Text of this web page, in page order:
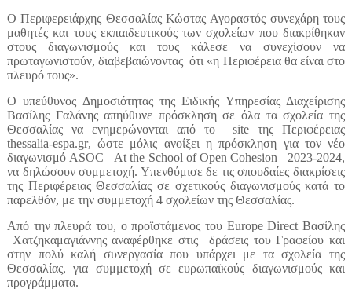
Ο Περιφερειάρχης Θεσσαλίας Κώστας Αγοραστός συνεχάρη τους
μαθητές και τους εκπαιδευτικούς των σχολείων που διακρίθηκαν
στους διαγωνισμούς και τους κάλεσε να συνεχίσουν να
πρωταγωνιστούν, διαβεβαιώνοντας ότι «η Περιφέρεια θα είναι στο
πλευρό τους».
Ο υπεύθυνος Δημοσιότητας της Ειδικής Υπηρεσίας Διαχείρισης
Βασίλης Γαλάνης απηύθυνε πρόσκληση σε όλα τα σχολεία της
Θεσσαλίας να ενημερώνονται από τοsite της Περιφέρειας
thessalia-espa.gr, ώστε μόλις ανοίξει η πρόσκληση για τον νέο
διαγωνισμό ASOC At the School of Open Cohesion 2023-2024,
να δηλώσουν συμμετοχή. Υπενθύμισε δε τις σπουδαίες διακρίσεις
της Περιφέρειας Θεσσαλίας σε σχετικούς διαγωνισμούς κατά το
παρελθόν, με την συμμετοχή 4 σχολείων της Θεσσαλίας.
Από την πλευρά του, ο προϊστάμενος του Europe Direct Βασίλης
Χατζηκαμαγιάννης αναφέρθηκε στις δράσεις του Γραφείου και
στην πολύ καλή συνεργασία που υπάρχει με τα σχολεία της
Θεσσαλίας, για συμμετοχή σε ευρωπαϊκούς διαγωνισμούς και
προγράμματα.